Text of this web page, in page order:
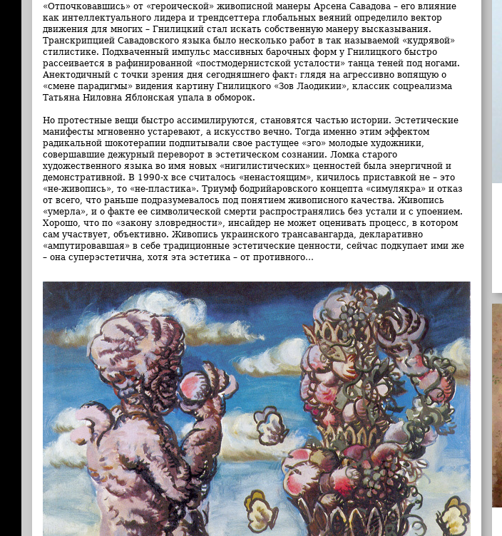
«Отпочковавшись» от «героической» живописной манеры Арсена Савадова – его влияние
как интеллектуального лидера и трендсеттера глобальных веяний определило вектор
движения для многих – Гнилицкий стал искать собственную манеру высказывания.
Транскрипцией Савадовского языка было несколько работ в так называемой «кудрявой»
стилистике. Подхваченный импульс массивных барочных форм у Гнилицкого быстро
рассеивается в рафинированной «постмодернистской усталости» танца теней под ногами.
Анектодичный с точки зрения дня сегодняшнего факт: глядя на агрессивно вопящую о
«смене парадигмы» видения картину Гнилицкого «Зов Лаодикии», классик соцреализма
Татьяна Ниловна Яблонская упала в обморок.
Но протестные вещи быстро ассимилируются, становятся частью истории. Эстетические
манифесты мгновенно устаревают, а искусство вечно. Тогда именно этим эффектом
радикальной шокотерапии подпитывали свое растущее «эго» молодые художники,
совершавшие дежурный переворот в эстетическом сознании. Ломка старого
художественного языка во имя новых «нигилистических» ценностей была энергичной и
демонстративной. В 1990-х все считалось «ненастоящим», кичилось приставкой не – это
«не-живопись», то «не-пластика». Триумф бодрийаровского концепта «симулякра» и отказ
от всего, что раньше подразумевалось под понятием живописного качества. Живопись
«умерла», и о факте ее символической смерти распространялись без устали и с упоением.
Хорошо, что по «закону зловредности», инсайдер не может оценивать процесс, в котором
сам участвует, объективно. Живопись украинского трансавангарда, декларативно
«ампутировавшая» в себе традиционные эстетические ценности, сейчас подкупает ими же
– она суперэстетична, хотя эта эстетика – от противного…